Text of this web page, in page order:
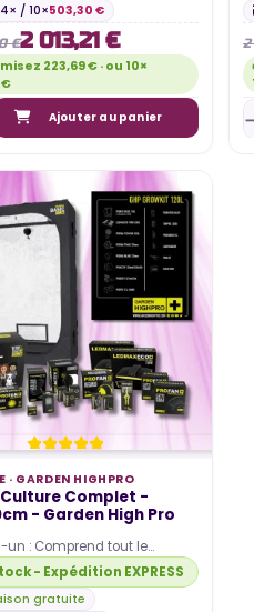
/ 10×503,30 €
€2 013,21 €
223,69 € · ou 10×
€
Ajouter au panier
2
· GARDEN HIGHPRO
Complet -
- Garden High Pro
un : Comprend tout le
pour une culture réussie
de…
- Expédition EXPRESS
gratuite
5 DES MEILLEURS
HORTICOLES LED
COMPLET
Lampes horticoles
guide complet des
éclairages horticoles LED
nous explorons les
plus...
la suite